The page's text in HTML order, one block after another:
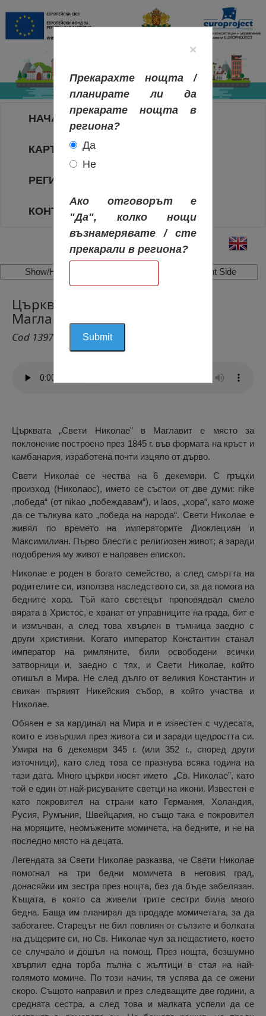
НАЧАЛО
КАРТА НА РЕГИОНИТЕ
РЕГИОНИ
КОНТАКТИ
Show/Hide Left Side Show/Hide Right Side
Църквата „Свети Николае”,
Маглавит
Cod 1397
Църквата „Свети Николае” в Маглавит е място за
поклонение построено през 1845 г. във формата на кръст и
камбанария, изработена почти изцяло от дърво.
Свети Николае се чества на 6 декември. С гръцки
произход (Николаос), името се състои от две думи: nike
„победа“ (от nikao „побеждавам“), и laos, „хора“, като може
да се тълкува като „победа на народа“. Свети Николае е
живял по времето на императорите Диоклециан и
Максимилиан. Първо блести с религиозен живот; а заради
подобрения му живот е направен епископ.
Николае е роден в богато семейство, а след смъртта на
родителите си, използва наследството си, за да помога на
бедните хора. Тъй като светецът проповядвал смело
вярата в Христос, е хванат от управниците на града, бит е
и измъчван, а след това хвърлен в тъмница заедно с
други християни. Когато император Константин станал
император на римляните, били освободени всички
затворници и, заедно с тях, и Свети Николае, който
отишъл в Мира. Не след дълго от великия Константин и
свикан първият Никейския събор, в който участва и
Николае.
Обявен е за кардинал на Мира и е известен с чудесата,
които е извършил през живота си и заради щедростта си.
Умира на 6 декември 345 г. (или 352 г., според други
източници), като след това се празнува всяка година на
тази дата. Много църкви носят името „Св. Николае”, като
той е един от най-рисуваните светци на икони. Известен е
като покровител на страни като Германия, Холандия,
Русия, Румъния, Швейцария, но също така е покровител
на моряците, неомъжените момичета, на бедните, и не на
последно място на децата.
Легендата за Свети Николае разказва, че Свети Николае
помогнал на три бедни момичета в неговия град,
донасяйки им зестра през нощта, без да бъде забелязан.
Къщата, в която са живели трите сестри била много
бедна. Баща им планирал да продаде момичетата, за да
забогатее. Старецът не бил повлиян от сълзите и болката
на дъщерите си, но Св. Николае чул за нещастието, което
се случвало и дошъл на помощ. През нощта, безшумно
хвърлил една торба пълна с жълтици в стая на най-
голямото момиче. По този начин, тя успява да се ожени
скоро. Същото направил и през следващите две години, а
средната сестра, а след това и малката успели да се
×
Прекарахте нощта /
планирате ли да
прекарате нощта в
региона?
Да
Не
Ако отговорът е
"Да", колко нощи
възнамерявате / сте
прекарали в региона?